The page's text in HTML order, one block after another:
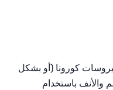
كورونا (أو بشكل
والأنف باستخدام